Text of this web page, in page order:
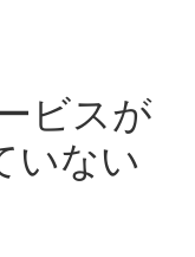
ビスが
いない